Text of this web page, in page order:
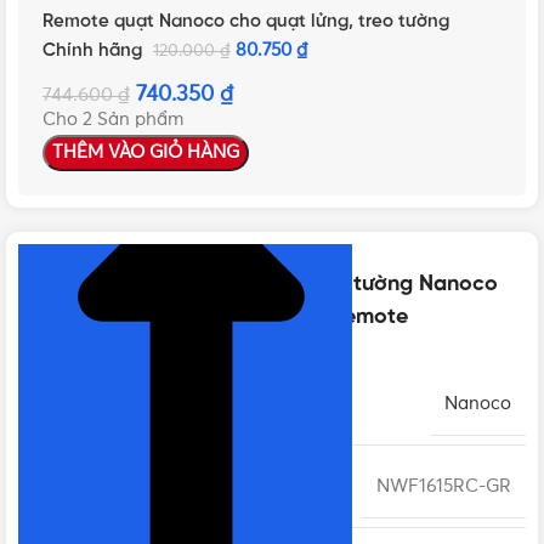
Remote quạt Nanoco cho quạt lửng, treo tường
Chính hãng
120.000₫ 80.750 ₫
744.600₫ 740.350 ₫
Cho 2 Sản phẩm
THÊM VÀO GIỎ HÀNG
Thông số kỹ thuật của Quạt treo tường Nanoco
NWF1615RC-GR 47W, Xám, Có Remote
Nanoco
NWF1615RC-GR
NHẤN ĐỂ XEM TIẾP (THU GỌN)